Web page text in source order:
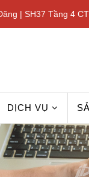
| SH37 Tầng 4
DỊCH VỤ